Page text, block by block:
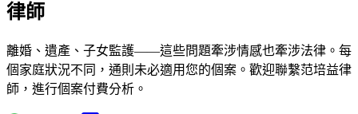
律師
離婚、遺產、子女監護——這些問題牽涉情感也牽涉法律。每
個家庭狀況不同，通則未必適用您的個案。歡迎聯繫范培益律
師 ，進行個案付費分析。